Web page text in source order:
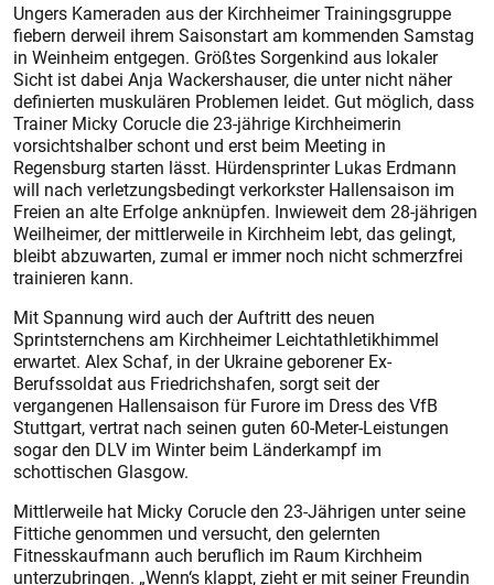
Ungers Kameraden aus der Kirchheimer Trainingsgruppe
fiebern derweil ihrem Saisonstart am kommenden Samstag
in Weinheim entgegen. Größtes Sorgenkind aus lokaler
Sicht ist dabei Anja Wackershauser, die unter nicht näher
definierten muskulären Problemen leidet. Gut möglich, dass
Trainer Micky Corucle die 23-jährige Kirchheimerin
vorsichtshalber schont und erst beim Meeting in
Regensburg starten lässt. Hürdensprinter Lukas Erdmann
will nach verletzungsbedingt verkorkster Hallensaison im
Freien an alte Erfolge anknüpfen. Inwieweit dem 28-jährigen
Weilheimer, der mittlerweile in Kirchheim lebt, das gelingt,
bleibt abzuwarten, zumal er immer noch nicht schmerzfrei
trainieren kann.
Mit Spannung wird auch der Auftritt des neuen
Sprintsternchens am Kirchheimer Leichtathletikhimmel
erwartet. Alex Schaf, in der Ukraine geborener Ex-
Berufssoldat aus Friedrichshafen, sorgt seit der
vergangenen Hallensaison für Furore im Dress des VfB
Stuttgart, vertrat nach seinen guten 60-Meter-Leistungen
sogar den DLV im Winter beim Länderkampf im
schottischen Glasgow.
Mittlerweile hat Micky Corucle den 23-Jährigen unter seine
Fittiche genommen und versucht, den gelernten
Fitnesskaufmann auch beruflich im Raum Kirchheim
unterzubringen. „Wenn‘s klappt, zieht er mit seiner Freundin